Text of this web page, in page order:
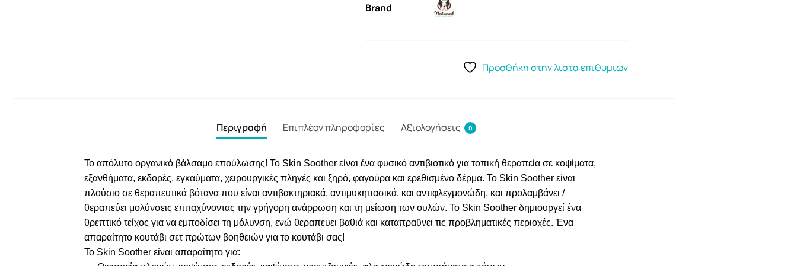
Brand
Πρόσθήκη στην λίστα επιθυμιών
Περιγραφή Επιπλέον πληροφορίες Αξιολογήσεις 0
Το απόλυτο οργανικό βάλσαμο επούλωσης! Το Skin Soother είναι ένα φυσικό αντιβιοτικό για τοπική θεραπεία σε κοψίματα,
εξανθήματα, εκδορές, εγκαύματα, χειρουργικές πληγές και ξηρό, φαγούρα και ερεθισμένο δέρμα. Το Skin Soother είναι
πλούσιο σε θεραπευτικά βότανα που είναι αντιβακτηριακά, αντιμυκητιασικά, και αντιφλεγμονώδη, και προλαμβάνει /
θεραπεύει μολύνσεις επιταχύνοντας την γρήγορη ανάρρωση και τη μείωση των ουλών. Το Skin Soother δημιουργεί ένα
θρεπτικό τείχος για να εμποδίσει τη μόλυνση, ενώ θεραπευει βαθιά και καταπραϋνει τις προβληματικές περιοχές. Ένα
απαραίτητο κουτάβι σετ πρώτων βοηθειών για το κουτάβι σας!
Το Skin Soother είναι απαραίτητο για: